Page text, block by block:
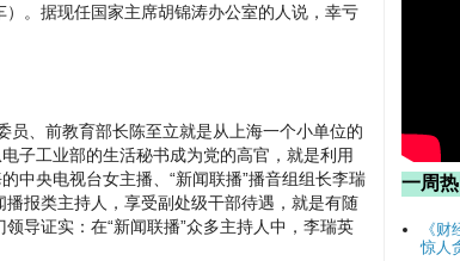
。据现任国家主席胡锦涛办公室的人说，幸亏
、前教育部长陈至立就是从上海一个小单位的
子工业部的生活秘书成为党的高官，就是利用
中央电视台女主播、“新闻联播”播音组组长李瑞
报类主持人，享受副处级干部待遇，就是有随
导证实：在“新闻联播”众多主持人中，李瑞英
一周
《
惊人